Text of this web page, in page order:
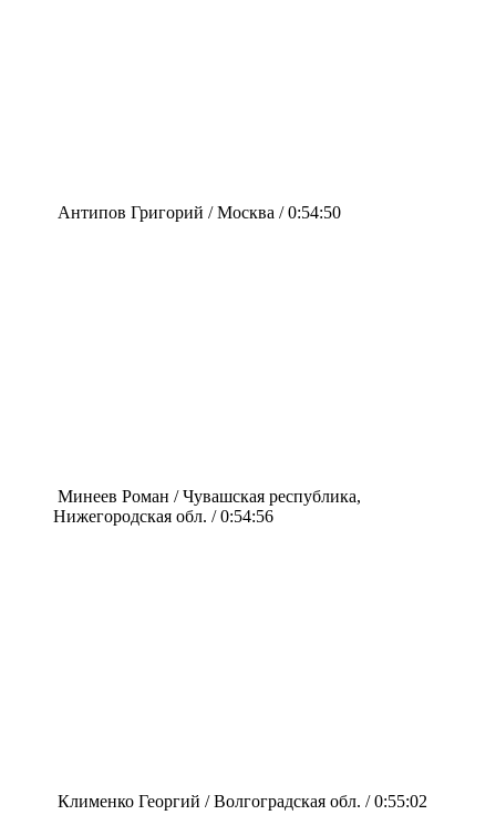
Антипов Григорий / Москва / 0:54:50
Минеев Роман / Чувашская республика,
Нижегородская обл. / 0:54:56
Клименко Георгий / Волгоградская обл. / 0:55:02